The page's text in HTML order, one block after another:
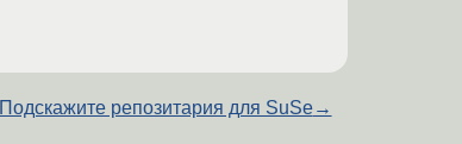
Подскажите репозитария для SuSe→